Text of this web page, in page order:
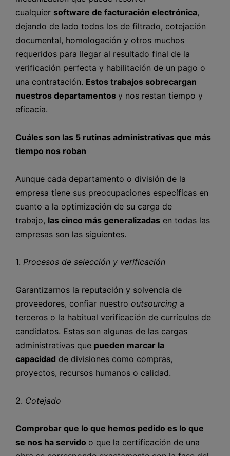
cualquier software de facturación electrónica,
dejando de lado todos los de filtrado, cotejación
documental, homologación y otros muchos
requeridos para llegar al resultado final de la
verificación perfecta y habilitación de un pago o
una contratación. Estos trabajos sobrecargan
nuestros departamentos y nos restan tiempo y
eficacia.
Cuáles son las 5 rutinas administrativas que más
tiempo nos roban
Aunque cada departamento o división de la
empresa tiene sus preocupaciones específicas en
cuanto a la optimización de su carga de
trabajo, las cinco más generalizadas en todas las
empresas son las siguientes.
1. Procesos de selección y verificación
Garantizarnos la reputación y solvencia de
proveedores, confiar nuestro outsourcing a
terceros o la habitual verificación de currículos de
candidatos. Estas son algunas de las cargas
administrativas que pueden marcar la
capacidad de divisiones como compras,
proyectos, recursos humanos o calidad.
2. Cotejado
Comprobar que lo que hemos pedido es lo que
se nos ha servido o que la certificación de una